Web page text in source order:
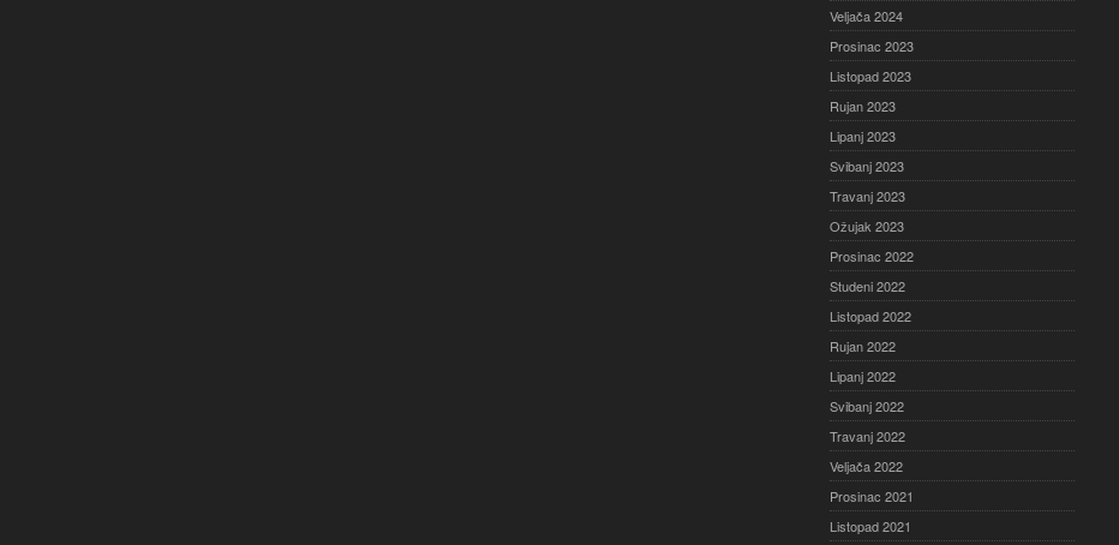
Veljača 2024
Prosinac 2023
Listopad 2023
Rujan 2023
Lipanj 2023
Svibanj 2023
Travanj 2023
Ožujak 2023
Prosinac 2022
Studeni 2022
Listopad 2022
Rujan 2022
Lipanj 2022
Svibanj 2022
Travanj 2022
Veljača 2022
Prosinac 2021
Listopad 2021